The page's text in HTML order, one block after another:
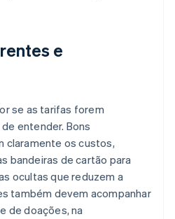
e
se as tarifas forem
entender. Bons
claramente os custos,
bandeiras de cartão para
ocultas que reduzem a
também devem acompanhar
de doações, na